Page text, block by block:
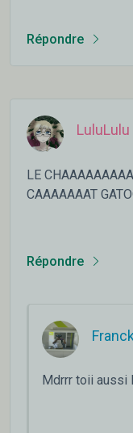
Répondre
LuluLulu
LE
CAAAAAAAT
Répondre
Mdrrr toii aussi